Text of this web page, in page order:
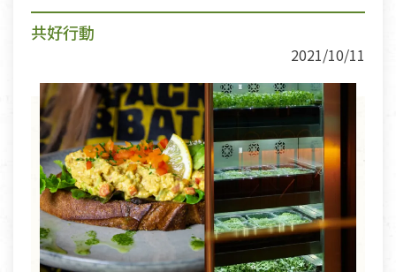
共好行動
2021/10/11